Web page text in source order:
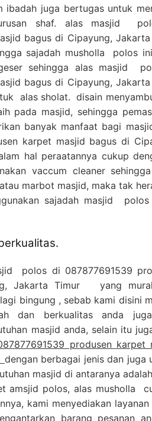
ibadah juga bertugas untuk
shaf. alas masjid
bagus di Cipayung,
sajadah musholla polos
sehingga alas masjid
bagus di Cipayung,
alas sholat. disain
pada masjid, sehingga
banyak manfaat bagi
karpet masjid bagus di
hal peraatannya cukup
vaccum cleaner
marbot masjid, maka tak
sajadah masjid polos
polos di 087877691539
Jakarta Timur yang
bingung , sebab kami disini
dan berkualitas anda
masjid anda, selain itu
produsen karpet
dengan berbagai jenis dan juga
masjid di antaranya
amsjid polos, alas musholla
kami menyediakan layanan
barang pesanan